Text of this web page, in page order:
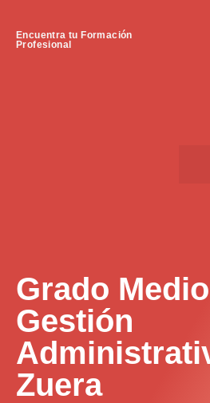
Encuentra tu Formación
Profesional
Grado Medio
Gestión
Zuera